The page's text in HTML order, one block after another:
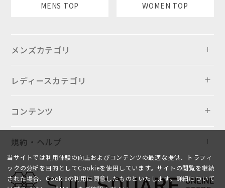
MENS TOP WOMEN TOP
メンズカテゴリ
レディースカテゴリ
コンテンツ
規約・ヘルプ
当サイトでは利用体験の向上およびコンテンツの最適な提供、トラフィ
ックの分析を目的としてCookieを使用しています。サイトの閲覧を継続
された場合、Cookieの利用に同意したものといたします。詳細について